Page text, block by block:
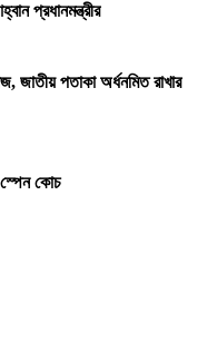
প্রধানমন্ত্রীর
জাতীয় পতাকা অর্ধনমিত রাখার
স্পেন কোচ